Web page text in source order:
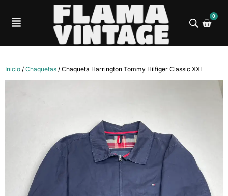
0
Inicio / Chaquetas / Chaqueta Harrington Tommy Hilfiger Classic XXL